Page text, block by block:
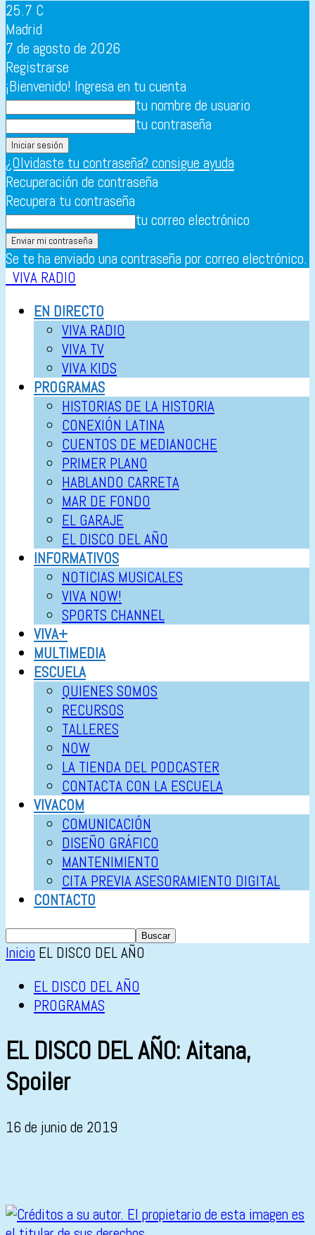
25.7 C
Madrid
7 de agosto de 2026
Registrarse
¡Bienvenido! Ingresa en tu cuenta
tu nombre de usuario
tu contraseña
¿Olvidaste tu contraseña? consigue ayuda
Recuperación de contraseña
Recupera tu contraseña
tu correo electrónico
Se te ha enviado una contraseña por correo electrónico.
VIVA RADIO
EN DIRECTO
VIVA RADIO
VIVA TV
VIVA KIDS
PROGRAMAS
HISTORIAS DE LA HISTORIA
CONEXIÓN LATINA
CUENTOS DE MEDIANOCHE
PRIMER PLANO
HABLANDO CARRETA
MAR DE FONDO
EL GARAJE
EL DISCO DEL AÑO
INFORMATIVOS
NOTICIAS MUSICALES
VIVA NOW!
SPORTS CHANNEL
VIVA+
MULTIMEDIA
ESCUELA
QUIENES SOMOS
RECURSOS
TALLERES
NOW
LA TIENDA DEL PODCASTER
CONTACTA CON LA ESCUELA
VIVACOM
COMUNICACIÓN
DISEÑO GRÁFICO
MANTENIMIENTO
CITA PREVIA ASESORAMIENTO DIGITAL
CONTACTO
Inicio EL DISCO DEL AÑO
EL DISCO DEL AÑO
PROGRAMAS
EL DISCO DEL AÑO: Aitana,
Spoiler
16 de junio de 2019